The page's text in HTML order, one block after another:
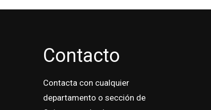
Contacto
Contacta con cualquier
departamento o sección de